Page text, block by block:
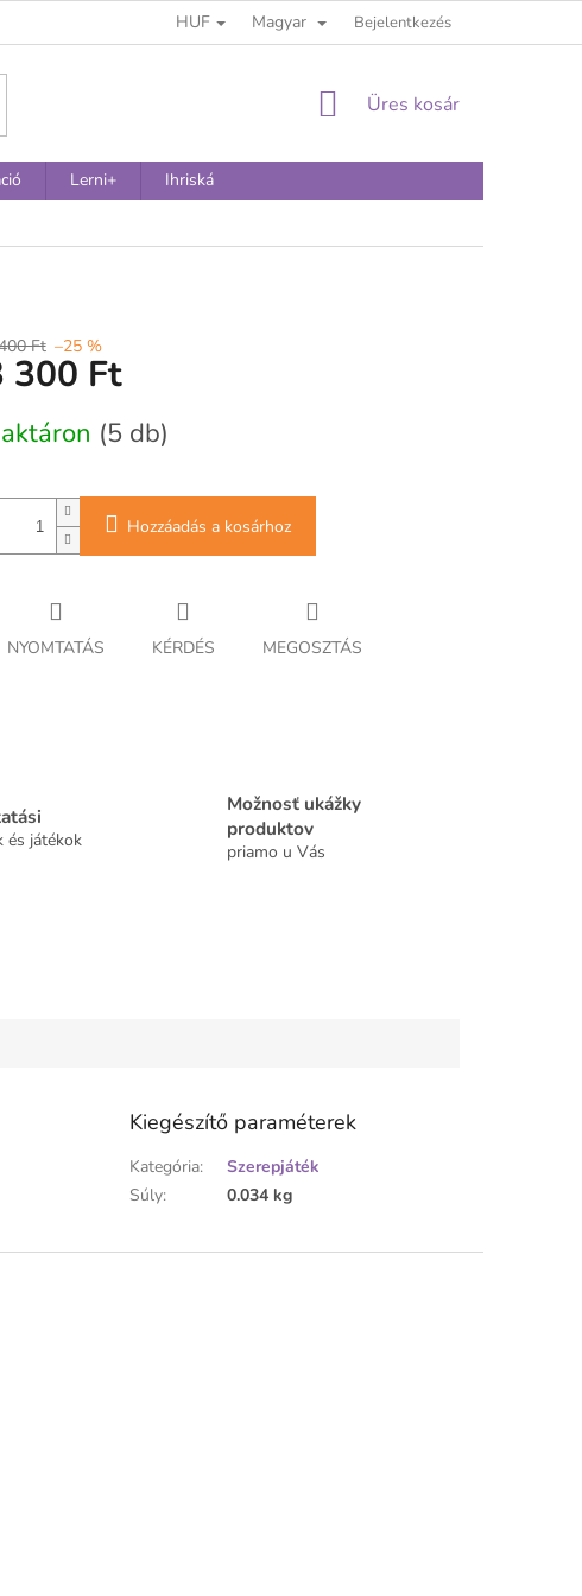
HUF Magyar Bejelentkezés
KOSÁR
Üres kosár
Lerni+
Ihriská
Ft –25 %
300 Ft
(5 db)
Hozzáadás a kosárhoz
NYOMTATÁS KÉRDÉS MEGOSZTÁS
és játékok
Možnosť ukážky
produktov
priamo u Vás
Kiegészítő paraméterek
Kategória:
Szerepjáték
Súly: 0.034 kg